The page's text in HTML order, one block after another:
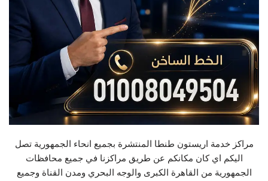
مراكز خدمة اريستون طنطا المنتشرة بجميع انحاء الجمهورية تصل
اليكم اي كان مكانكم عن طريق مراكزنا في جميع محافظات
الجمهورية من القاهرة الكبرى والوجه البحري ومدن القناة وجميع